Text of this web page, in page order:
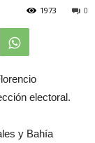
0
1973
electoral.
y Bahía